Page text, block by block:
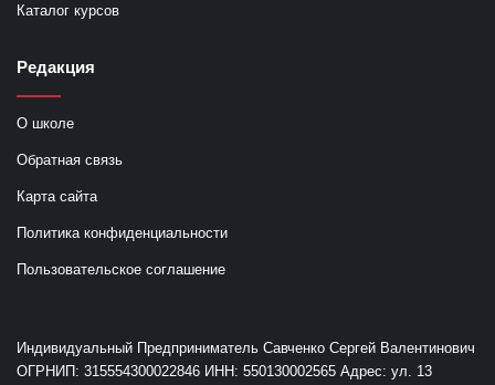
Каталог курсов
Редакция
О школе
Обратная связь
Карта сайта
Политика конфиденциальности
Пользовательское соглашение
Индивидуальный Предприниматель Савченко Сергей Валентинович
ОГРНИП: 315554300022846 ИНН: 550130002565 Адрес: ул. 13